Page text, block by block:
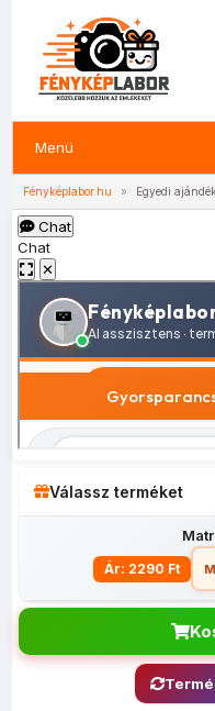
Menü
Fényképlabor.hu » Egyedi
Chat
Chat
✕
Válassz terméket
Ár: 2290 Ft
Borosüveg
matrica